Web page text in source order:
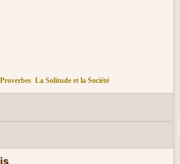
Proverbes La Solitude et la Société